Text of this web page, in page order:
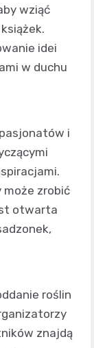
wziąć
idei
w duchu
i
zrobić
otwarta
roślin
znajdą